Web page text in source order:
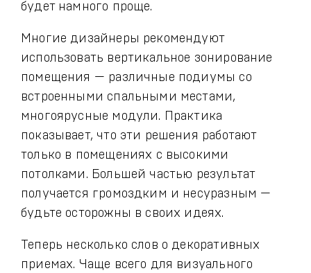
будет намного проще.
Многие дизайнеры рекомендуют
использовать вертикальное зонирование
помещения — различные подиумы со
встроенными спальными местами,
многоярусные модули. Практика
показывает, что эти решения работают
только в помещениях с высокими
потолками. Большей частью результат
получается громоздким и несуразным —
будьте осторожны в своих идеях.
Теперь несколько слов о декоративных
приемах. Чаще всего для визуального